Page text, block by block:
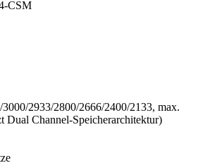
CSM
2933/2800/2666/2400/2133, max.
Dual Channel-Speicherarchitektur)